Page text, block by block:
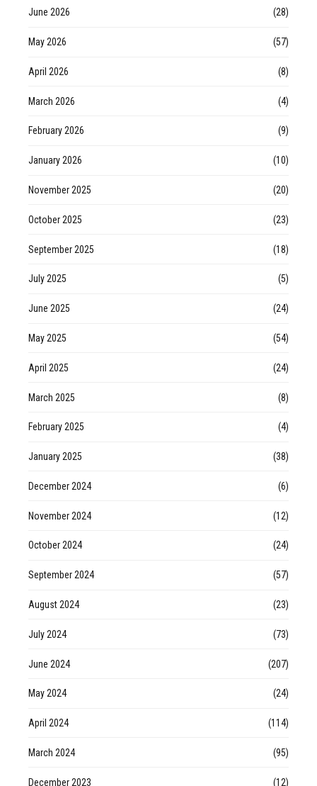
June 2026 (28)
May 2026 (57)
April 2026 (8)
March 2026 (4)
February 2026 (9)
January 2026 (10)
November 2025 (20)
October 2025 (23)
September 2025 (18)
July 2025 (5)
June 2025 (24)
May 2025 (54)
April 2025 (24)
March 2025 (8)
February 2025 (4)
January 2025 (38)
December 2024 (6)
November 2024 (12)
October 2024 (24)
September 2024 (57)
August 2024 (23)
July 2024 (73)
June 2024 (207)
May 2024 (24)
April 2024 (114)
March 2024 (95)
December 2023 (12)